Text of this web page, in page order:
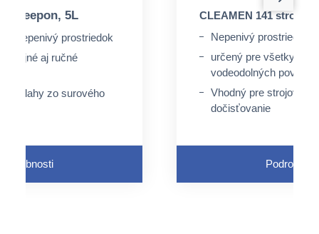
deepon, 5L
nepenivý prostriedok
strojné aj ručné
podlahy zo surového
CLEAMEN 141 strojný
Nepenivý prostriedok
určený pre všetky
vodeodolných
Vhodný pre strojové
dočisťovanie